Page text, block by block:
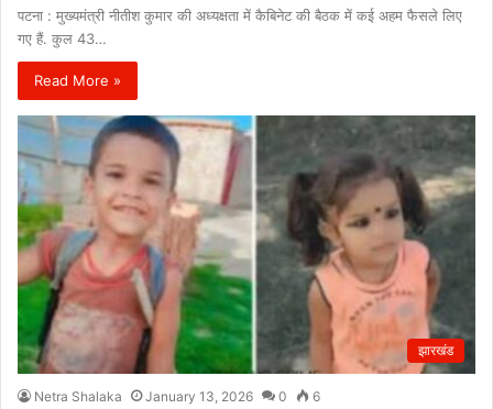
पटना : मुख्यमंत्री नीतीश कुमार की अध्यक्षता में कैबिनेट की बैठक में कई अहम फैसले लिए
गए हैं. कुल 43…
Read More »
झारखंड
Netra Shalaka January 13, 2026 0 6